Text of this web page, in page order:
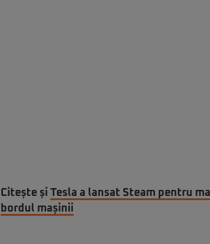
Citește și Tesla a lansat Steam pentru
bordul mașinii